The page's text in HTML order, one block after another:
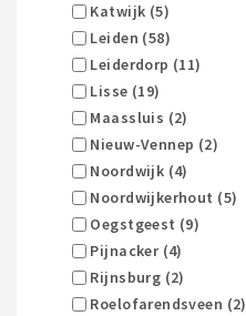
Katwijk (5)
Leiden (58)
Leiderdorp (11)
Lisse (19)
Maassluis (2)
Nieuw-Vennep (2)
Noordwijk (4)
Noordwijkerhout (5)
Oegstgeest (9)
Pijnacker (4)
Rijnsburg (2)
Roelofarendsveen (2)